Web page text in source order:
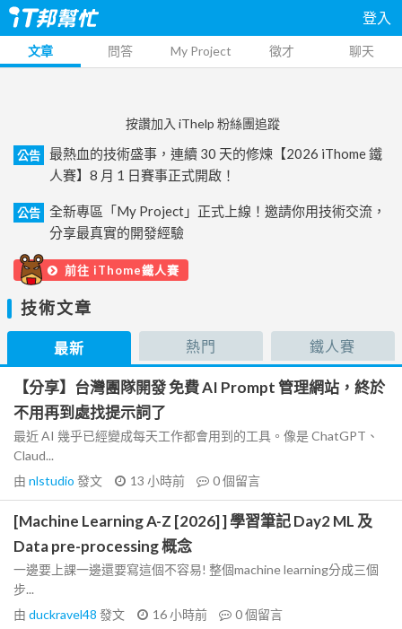
登入
文章 問答 My Project 徵才 聊天
按讚加入 iThelp 粉絲團追蹤
公告
最熱血的技術盛事，連續 30 天的修煉【2026 iThome 鐵
人賽】8 月 1 日賽事正式開啟！
公告
全新專區「My Project」正式上線！邀請你用技術交流，
分享最真實的開發經驗
前往 iThome鐵人賽
技術文章
最新 熱門 鐵人賽
【分享】台灣團隊開發 免費 AI Prompt 管理網站，終於
不用再到處找提示詞了
最近 AI 幾乎已經變成每天工作都會用到的工具。像是 ChatGPT、
Claud...
由 nlstudio 發文 13 小時前 0個留言
[Machine Learning A-Z [2026] ] 學習筆記 Day2 ML 及
Data pre-processing 概念
一邊要上課一邊還要寫這個不容易! 整個machine learning分成三個
步...
由 duckravel48 發文 16 小時前 0個留言